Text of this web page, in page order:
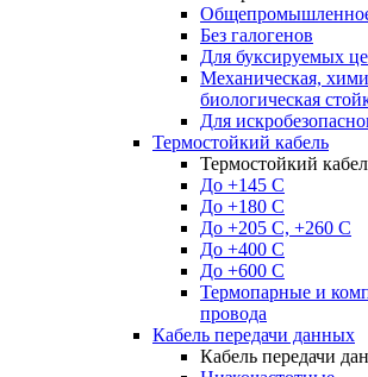
Без галогенов
Для буксируемых
Механическая,
биологическая
Для
Термостойкий кабель
Термостойкий
До +145 С
До +180 C
До +205 С, +260 С
До +400 C
До +600 С
Термопарные и
провода
Кабель передачи данных
Кабель передачи